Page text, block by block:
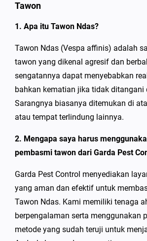
Tawon
1. Apa itu Tawon Ndas?
Tawon Ndas (Vespa affinis) adalah
tawon yang dikenal agresif dan
sengatannya dapat menyebabkan
bahkan kematian jika tidak ditangani
Sarangnya biasanya ditemukan di
atau tempat terlindung lainnya.
2. Mengapa saya harus
pembasmi tawon dari Garda Pest
Garda Pest Control menyediakan
yang aman dan efektif untuk
Tawon Ndas. Kami memiliki tenaga
berpengalaman serta menggunakan
metode yang sudah teruji untuk